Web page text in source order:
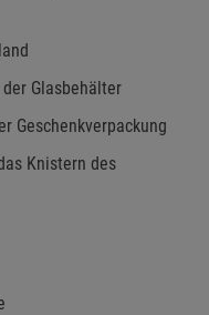
Glasbehälter
Geschenkverpackung
Knistern des